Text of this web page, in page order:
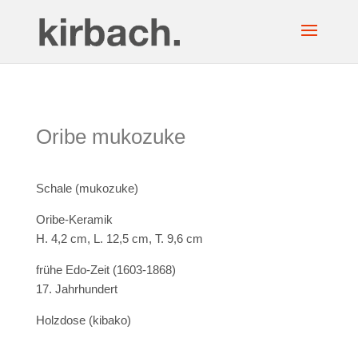
Oribe mukozuke
Schale (mukozuke)
Oribe-Keramik
H. 4,2 cm, L. 12,5 cm, T. 9,6 cm
frühe Edo-Zeit (1603-1868)
17. Jahrhundert
Holzdose (kibako)